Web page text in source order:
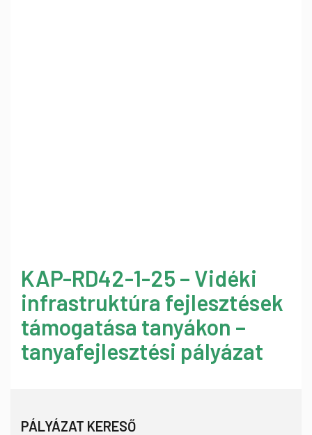
KAP-RD42-1-25 – Vidéki
infrastruktúra fejlesztések
támogatása tanyákon –
tanyafejlesztési pályázat
PÁLYÁZAT KERESŐ